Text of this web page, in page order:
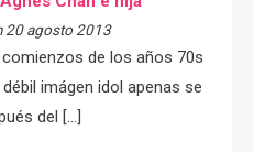
20 agosto 2013
de los años 70s
débil imágen idol apenas se
del […]